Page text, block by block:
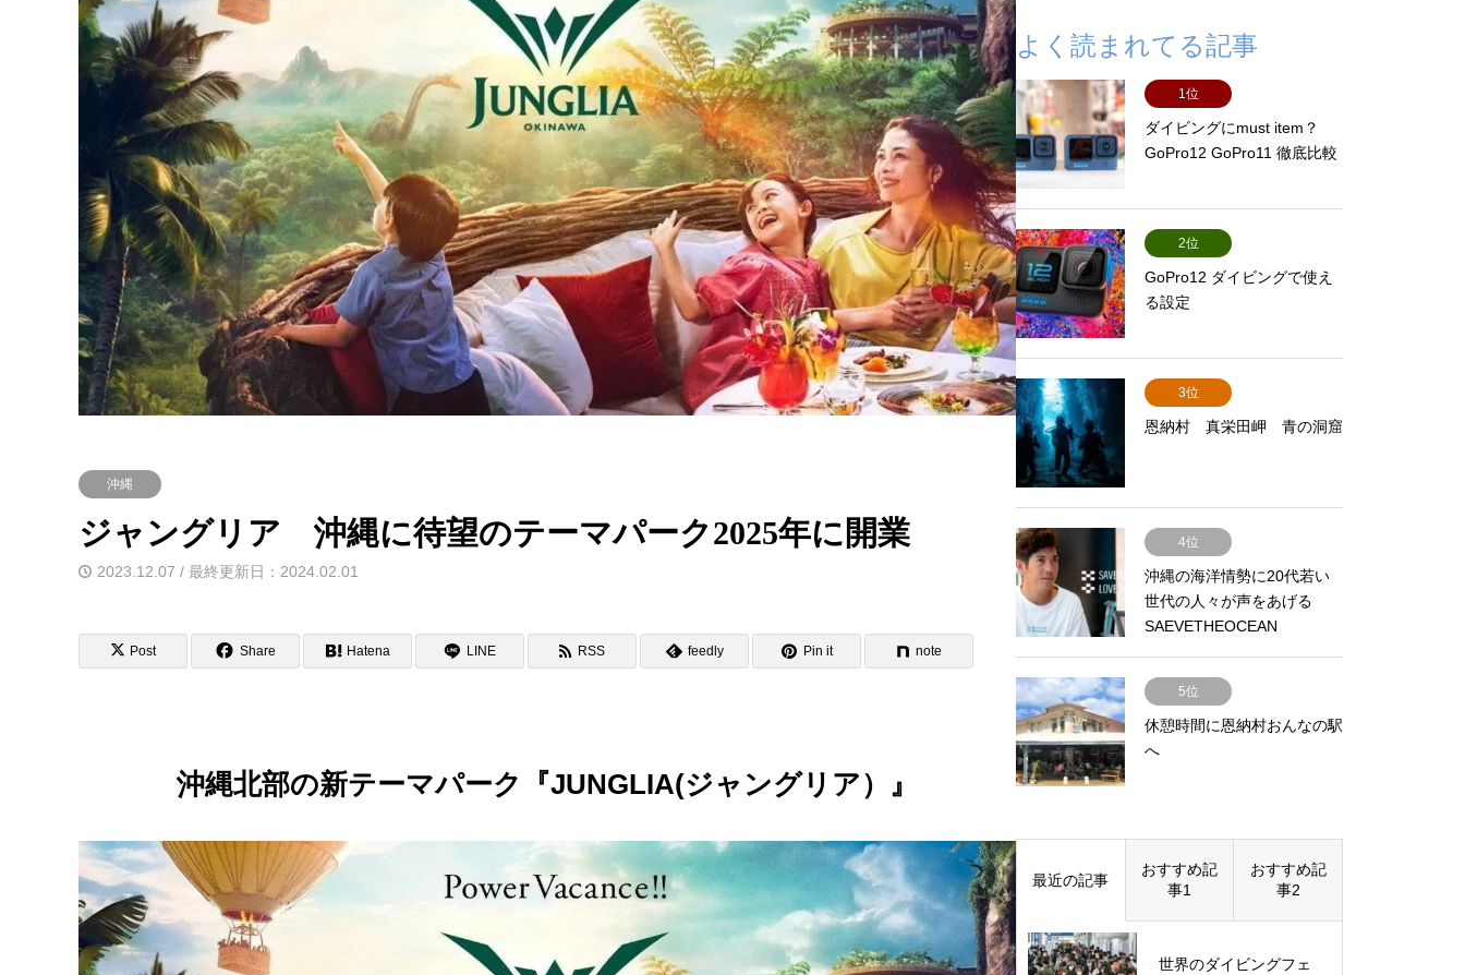
沖縄
ジャングリア 沖縄に待望のテーマパーク2025年に開業
2023.12.07 / 最終更新日：2024.02.01
Post Share Hatena LINE RSS feedly Pin it note
沖縄北部の新テーマパーク『JUNGLIA(ジャングリア）』
よく読まれてる記事
1位
ダイビングにmust item？
GoPro12 GoPro11 徹底比較
2位
GoPro12 ダイビングで使え
る設定
3位
恩納村 真栄田岬 青の洞窟
4位
沖縄の海洋情勢に20代若い
世代の人々が声をあげる
SAEVETHEOCEAN
5位
休憩時間に恩納村おんなの駅
へ
最近の記事
おすすめ記
事1
おすすめ記
事2
世界のダイビングフェ